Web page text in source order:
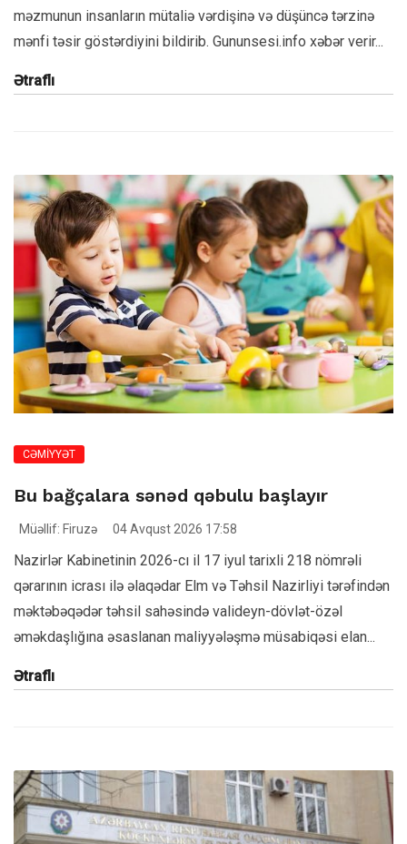
məzmunun insanların mütaliə vərdişinə və düşüncə tərzinə
mənfi təsir göstərdiyini bildirib. Gununsesi.info xəbər verir...
Ətraflı
CƏMİYYƏT
Bu bağçalara sənəd qəbulu başlayır
Müəllif: Firuzə 04 Avqust 2026 17:58
Nazirlər Kabinetinin 2026-cı il 17 iyul tarixli 218 nömrəli
qərarının icrası ilə əlaqədar Elm və Təhsil Nazirliyi tərəfindən
məktəbəqədər təhsil sahəsində valideyn-dövlət-özəl
əməkdaşlığına əsaslanan maliyyələşmə müsabiqəsi elan...
Ətraflı